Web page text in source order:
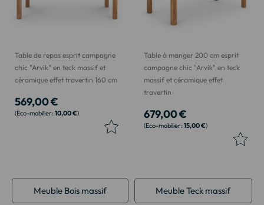
Table de repas esprit campagne
chic "Arvik" en teck massif et
céramique effet travertin 160 cm
569,00 €
10,00 €
Table à manger 200 cm esprit
campagne chic "Arvik" en teck
massif et céramique effet
travertin
679,00 €
15,00 €
Meuble Bois massif Meuble Teck massif